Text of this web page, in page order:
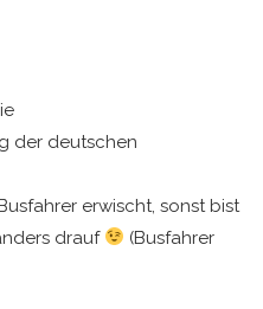
der deutschen
erwischt, sonst bist
drauf
(Busfahrer